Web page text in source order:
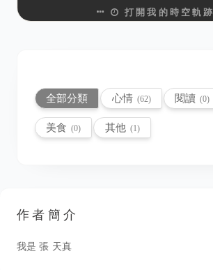
打開我的時空軌跡
全部分類 心情 (62) 閱讀 (0)
美食 (0) 其他 (1)
作者簡介
我是 張 天真